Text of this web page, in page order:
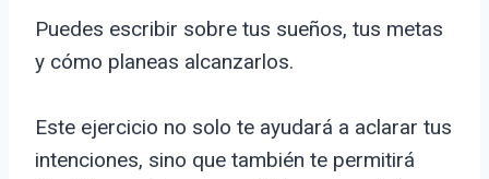
Puedes escribir sobre tus sueños, tus metas
y cómo planeas alcanzarlos.
Este ejercicio no solo te ayudará a aclarar tus
intenciones, sino que también te permitirá